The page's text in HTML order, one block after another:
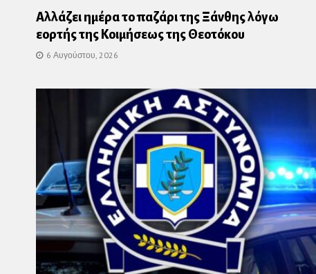
Αλλάζει ημέρα το παζάρι της Ξάνθης λόγω
εορτής της Κοιμήσεως της Θεοτόκου
6 Αυγούστου, 2026